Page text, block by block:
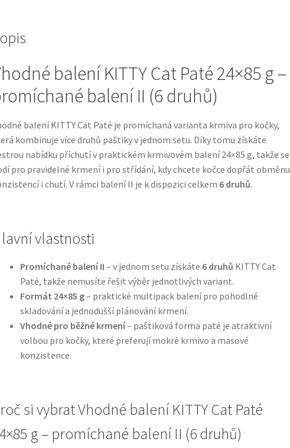
balení KITTY Cat Paté 24×85 g –
balení II (6 druhů)
balení KITTY Cat Paté je promíchaná varianta krmiva pro kočky,
kombinuje více druhů paštiky v jednom setu. Díky tomu získáte
nabídku příchutí v praktickém krmivovém balení 24×85 g, takže se
pro pravidelné krmení i pro střídání, kdy chcete kočce dopřát obměnu
i chutí. V rámci balení II je k dispozici celkem 6 druhů.
vlastnosti
Promíchané balení II – v jednom setu získáte 6 druhů KITTY Cat
Paté, takže nemusíte řešit výběr jednotlivých variant.
Formát 24×85 g– praktické multipack balení pro pohodlné
skladování a jednodušší plánování krmení.
Vhodné pro běžné krmení– paštiková forma paté je atraktivní
volbou pro kočky, které preferují mokré krmivo a masové
konzistence.
si vybrat Vhodné balení KITTY Cat Paté
g – promíchané balení II (6 druhů)